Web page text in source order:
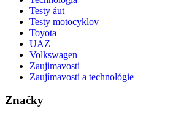
Testy áut
Testy motocyklov
Toyota
UAZ
Volkswagen
Zaujimavosti
Zaujímavosti a technológie
Značky